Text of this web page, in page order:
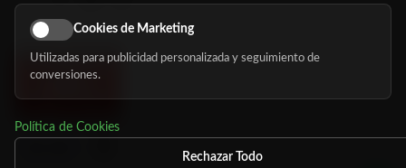
Cookies de Marketing
Utilizadas para publicidad personalizada y seguimiento de
conversiones.
Política de Cookies
Rechazar Todo